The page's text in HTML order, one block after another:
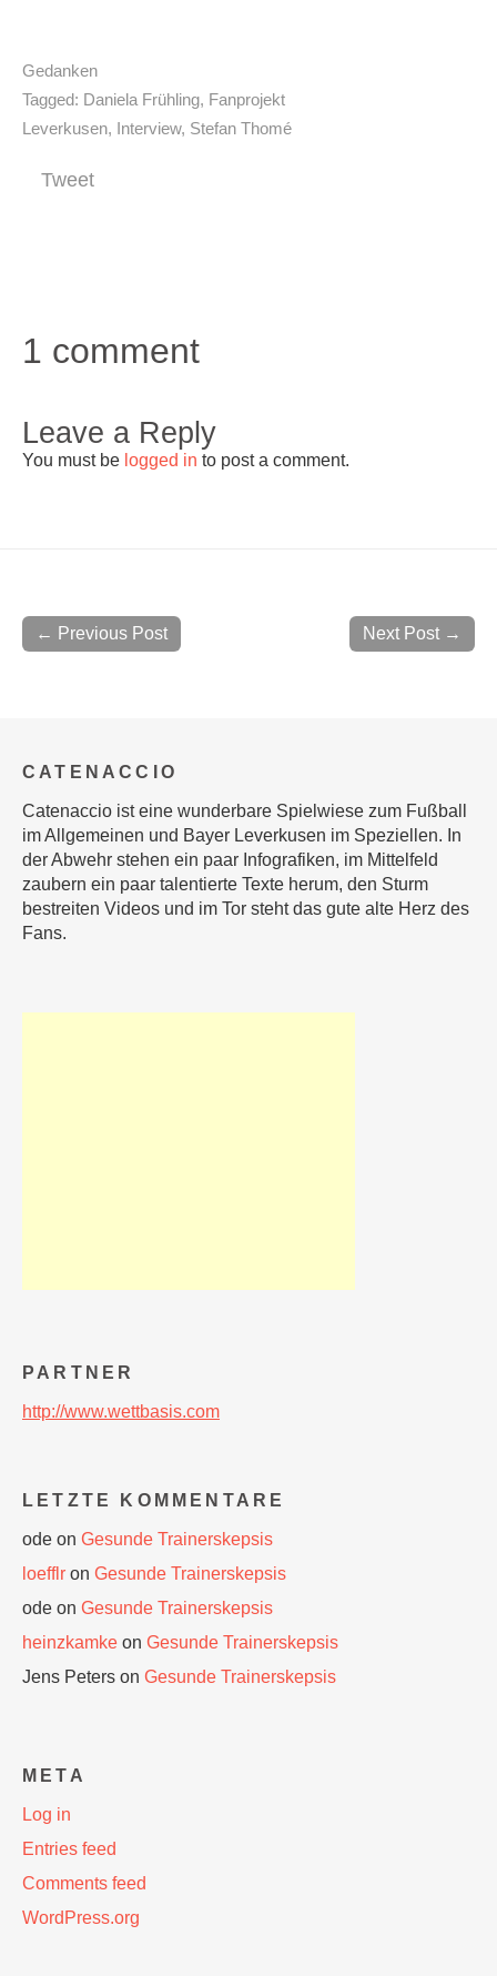
Gedanken
Tagged: Daniela Frühling, Fanprojekt
Leverkusen, Interview, Stefan Thomé
Tweet
1 comment
Leave a Reply
You must be logged in to post a comment.
Next Post →
← Previous Post
CATENACCIO
Catenaccio ist eine wunderbare Spielwiese zum Fußball
im Allgemeinen und Bayer Leverkusen im Speziellen. In
der Abwehr stehen ein paar Infografiken, im Mittelfeld
zaubern ein paar talentierte Texte herum, den Sturm
bestreiten Videos und im Tor steht das gute alte Herz des
Fans.
PARTNER
http://www.wettbasis.com
LETZTE KOMMENTARE
ode on Gesunde Trainerskepsis
loefflr on Gesunde Trainerskepsis
ode on Gesunde Trainerskepsis
heinzkamke on Gesunde Trainerskepsis
Jens Peters on Gesunde Trainerskepsis
META
Log in
Entries feed
Comments feed
WordPress.org